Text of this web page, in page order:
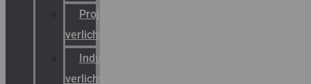
Projectreferenties
verlichting
Industriële
verlichting